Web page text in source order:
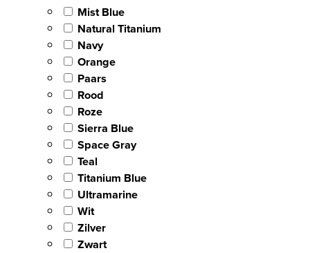
Mist Blue
Natural Titanium
Navy
Orange
Paars
Rood
Roze
Sierra Blue
Space Gray
Teal
Titanium Blue
Ultramarine
Wit
Zilver
Zwart